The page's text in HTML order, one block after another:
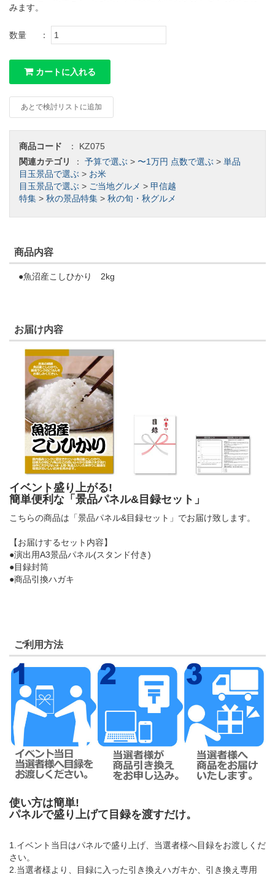
みます。
数量 ：
カートに入れる
あとで検討リストに追加
商品コード ： KZ075
関連カテゴリ
： 予算で選ぶ > 〜1万円 点数で選ぶ > 単品
目玉景品で選ぶ > お米
目玉景品で選ぶ > ご当地グルメ > 甲信越
特集 > 秋の景品特集 > 秋の旬・秋グルメ
商品内容
●魚沼産こしひかり 2kg
お届け内容
イベント盛り上がる!
簡単便利な「景品パネル&目録セット」
こちらの商品は「景品パネル&目録セット」でお届け致します。
【お届けするセット内容】
●演出用A3景品パネル(スタンド付き)
●目録封筒
●商品引換ハガキ
ご利用方法
使い方は簡単!
パネルで盛り上げて目録を渡すだけ。
1.イベント当日はパネルで盛り上げ、当選者様へ目録をお渡しくだ
さい。
2.当選者様より、目録に入った引き換えハガキか、引き換え専用